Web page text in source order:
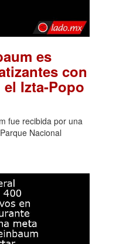
es
con
Izta-Popo
fue recibida por una
Nacional